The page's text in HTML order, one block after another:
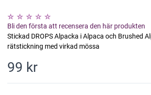
Bli den första att recensera den här produkten
Stickad DROPS Alpacka i Alpaca och Brushed
rätstickning med virkad mössa
99 kr